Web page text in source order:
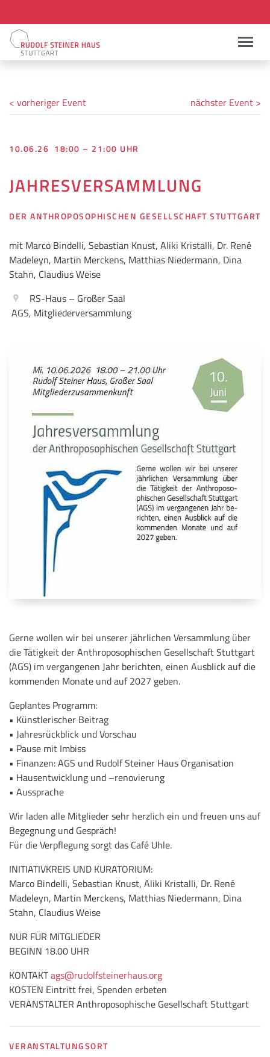
< vorheriger Event nächster Event >
10.06.26 18:00 – 21:00 UHR
JAHRESVERSAMMLUNG
DER ANTHROPOSOPHISCHEN GESELLSCHAFT STUTTGART
mit Marco Bindelli, Sebastian Knust, Aliki Kristalli, Dr. René
Madeleyn, Martin Merckens, Matthias Niedermann, Dina
Stahn, Claudius Weise
RS-Haus – Großer Saal
AGS, Mitgliederversammlung
Gerne wollen wir bei unserer jährlichen Versammlung über
die Tätigkeit der Anthroposophischen Gesellschaft Stuttgart
(AGS) im vergangenen Jahr berichten, einen Ausblick auf die
kommenden Monate und auf 2027 geben.
Geplantes Programm:
• Künstlerischer Beitrag
• Jahresrückblick und Vorschau
• Pause mit Imbiss
• Finanzen: AGS und Rudolf Steiner Haus Organisation
• Hausentwicklung und –renovierung
• Aussprache
Wir laden alle Mitglieder sehr herzlich ein und freuen uns auf
Begegnung und Gespräch!
Für die Verpflegung sorgt das Café Uhle.
INITIATIVKREIS UND KURATORIUM:
Marco Bindelli, Sebastian Knust, Aliki Kristalli, Dr. René
Madeleyn, Martin Merckens, Matthias Niedermann, Dina
Stahn, Claudius Weise
NUR FÜR MITGLIEDER
BEGINN 18.00 UHR
KONTAKTags@rudolfsteinerhaus.org
KOSTEN Eintritt frei, Spenden erbeten
VERANSTALTER Anthroposophische Gesellschaft Stuttgart
VERANSTALTUNGSORT